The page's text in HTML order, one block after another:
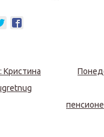
Кристина